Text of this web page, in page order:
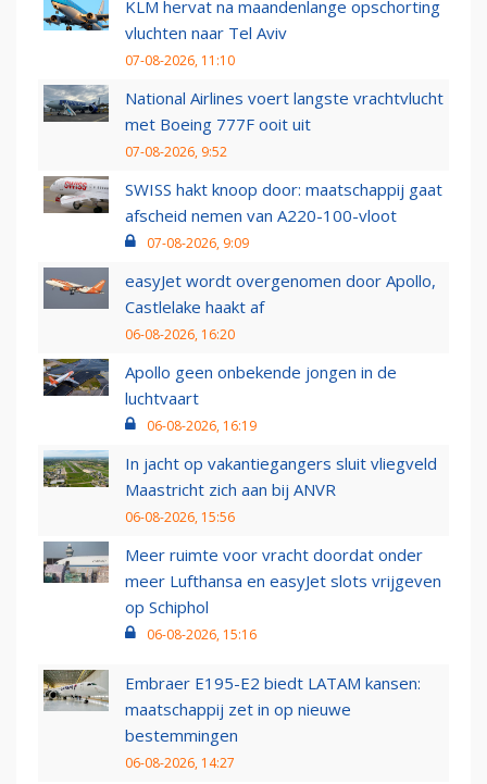
KLM hervat na maandenlange opschorting
vluchten naar Tel Aviv
07-08-2026, 11:10
National Airlines voert langste vrachtvlucht
met Boeing 777F ooit uit
07-08-2026, 9:52
SWISS hakt knoop door: maatschappij gaat
afscheid nemen van A220-100-vloot
07-08-2026, 9:09
easyJet wordt overgenomen door Apollo,
Castlelake haakt af
06-08-2026, 16:20
Apollo geen onbekende jongen in de
luchtvaart
06-08-2026, 16:19
In jacht op vakantiegangers sluit vliegveld
Maastricht zich aan bij ANVR
06-08-2026, 15:56
Meer ruimte voor vracht doordat onder
meer Lufthansa en easyJet slots vrijgeven
op Schiphol
06-08-2026, 15:16
Embraer E195-E2 biedt LATAM kansen:
maatschappij zet in op nieuwe
bestemmingen
06-08-2026, 14:27